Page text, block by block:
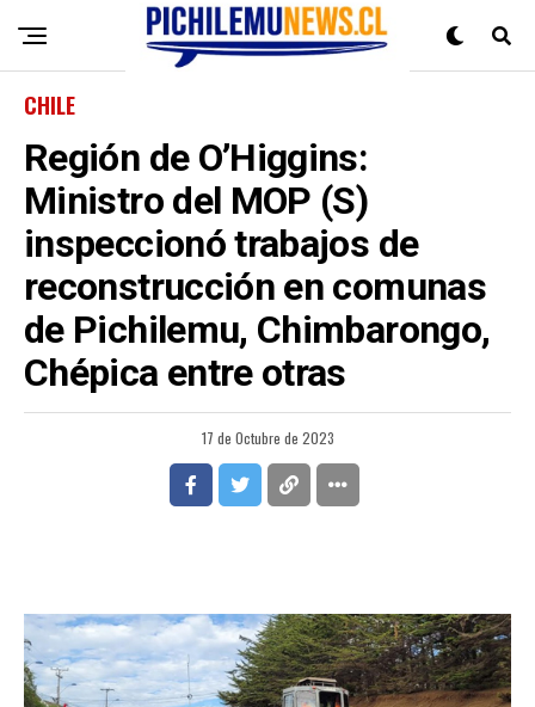
CHILE
Región de O’Higgins:
Ministro del MOP (S)
inspeccionó trabajos de
reconstrucción en comunas
de Pichilemu, Chimbarongo,
Chépica entre otras
17 de Octubre de 2023